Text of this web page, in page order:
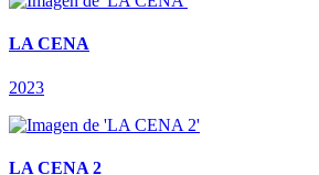
LA CENA
2023
LA CENA 2